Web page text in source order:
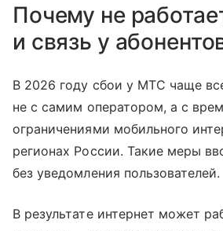
Почему не
и связь у
В 2026 году сбои у МТС чаще
не с самим оператором, а с
ограничениями мобильного
регионах России. Такие меры
без уведомления пользователей.
В результате интернет может